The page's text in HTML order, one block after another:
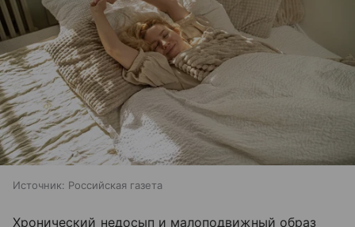
Источник: Российская газета
Хронический недосып и малоподвижный образ